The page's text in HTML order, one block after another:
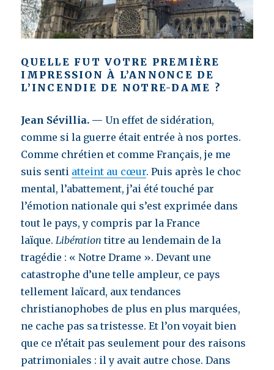
QUELLE FUT VOTRE PREMIÈRE
IMPRESSION À L’ANNONCE DE
L’INCENDIE DE NOTRE-DAME ?
Jean Sévillia. —Un effet de sidération,
comme si la guerre était entrée à nos portes.
Comme chrétien et comme Français, je me
suis senti atteint au cœur. Puis après le choc
mental, l’abattement, j’ai été touché par
l’émotion nationale qui s’est exprimée dans
tout le pays, y compris par la France
laïque. Libération titre au lendemain de la
tragédie : « Notre Drame ». Devant une
catastrophe d’une telle ampleur, ce pays
tellement laïcard, aux tendances
christianophobes de plus en plus marquées,
ne cache pas sa tristesse. Et l’on voyait bien
que ce n’était pas seulement pour des raisons
patrimoniales : il y avait autre chose. Dans